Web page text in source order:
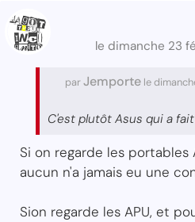
le dimanche 23
parJemporte le
C'est plutôt Asus qui a
Si on regarde les portables
aucun n'a jamais eu une
Sion regarde les APU, et